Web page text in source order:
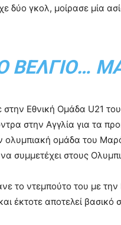
δύο γκολ, μοίρασε μία
ΒΈΛΓΙΟ…
Εθνική Ομάδα U21
στην Αγγλία για τα
ολυμπιακή ομάδα του
συμμετέχει στους
το ντεμπούτο του με
έκτοτε αποτελεί βασικό